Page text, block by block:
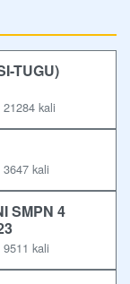
TUGU)
kali
kali
SMPN 4
kali